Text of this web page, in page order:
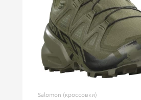
ОСТАВИТЬ ОТЗЫВ
Salomon (кроссовки)